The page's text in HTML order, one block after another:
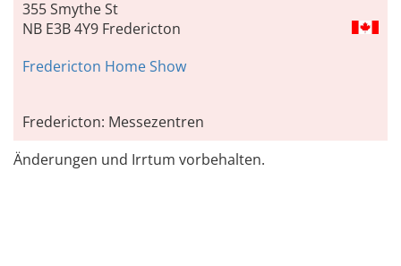
355 Smythe St
NB E3B 4Y9 Fredericton
Fredericton Home Show
Fredericton: Messezentren
Änderungen und Irrtum vorbehalten.